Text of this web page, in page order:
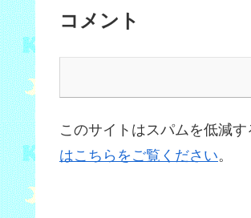
コメント
このサイトはスパムを低減
はこちらをご覧ください。